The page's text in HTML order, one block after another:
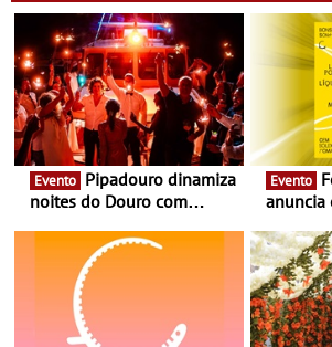
Evento
noites do Douro com
vinho, gastronomia e
música
Evento
anuncia